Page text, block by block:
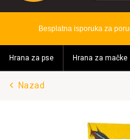
Akvaristika
Teraristika
Brendovi
Besplatna isporuka za
Hrana za pse Hrana za mačke
Nazad